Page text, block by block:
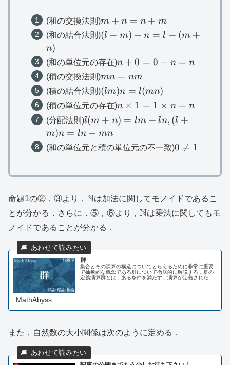
(和の交換法則)m+n=n+m
m + n = n + m
(和の結合法則)(l+m)+n=l+
(l + m) + n = l + (m +
n)
(和の単位元の存在)n+0=0+n=n
n + 0 = 0 + n = n
(積の交換法則)mn=nm
mn = nm
(積の結合法則)(lm)n=l(mn)
(lm)n = l(mn)
(積の単位元の存在)n\times
1=1\times
n=n
n × 1 = 1 × n = n
(分配法則)l(m+n)=lm+ln,
(l+m)n=ln+mn
l(m + n) = lm + ln, (l +
m)n = ln + mn
(和の単位元と積の単位元の不一致)0\neq
0 
= 1
命題1の②，③より， \mathbb{N}
Nは加法に関してモノイドであるこ
とが分かる．さらに，⑤，⑥より， \mathbb{N}
Nは乗法に関してもモ
ノイドであることが分かる．
群
集合とその演算の構造についてとらえるために非常に重要
で抽象的な概念である群について徹底的に解説する．群の
定義演算群とは，ある条件を満たす，演算が定義された集
MathAbyss
また，自然数の大小関係は次のように定める．